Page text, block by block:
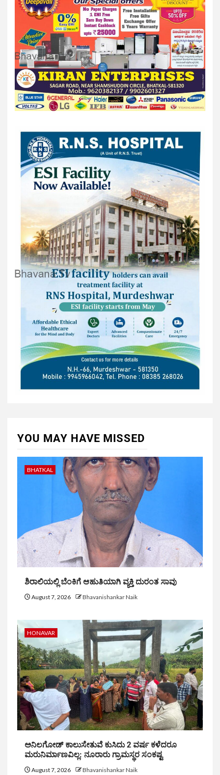
YOU MAY HAVE MISSED
BHATKAL
ಶಿರಾಲಿಯಲ್ಲಿ ಬೆಂಕಿಗೆ ಆಹುತಿಯಾಗಿ ವ್ಯಕ್ತಿ ದುರಂತ ಸಾವು
August 7, 2026 Bhavanishankar Naik
HONAVAR
ಅನಿಲಗೋಡ್ ಕಾಲುಸೇತುವೆ ಕುಸಿದು 2 ವರ್ಷ ಕಳೆದರೂ
ಮರುನಿರ್ಮಾಣವಿಲ್ಲ: ನೂರಾರು ಗ್ರಾಮಸ್ಥರ ಸಂಕಷ್ಟ
August 7, 2026 Bhavanishankar Naik